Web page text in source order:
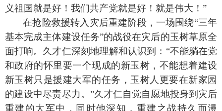
义祖国就是好！我们共产党就是好！就是伟大！”
在抢险救援转入灾后重建阶段，一场围绕“三年
基本完成主体建设任务”的战役在灾后的玉树草原全
面打响。久才仁深刻地理解和认识到：“不能躺在党
和政府的怀里要一个现成的新玉树，不能想着建设
新玉树只是援建大军的任务，玉树人更要在新家园
的建设中尽责尽力。”久才仁自觉自愿地投身到灾后
重建的大军中，同时他深知，重建之战持久而漫